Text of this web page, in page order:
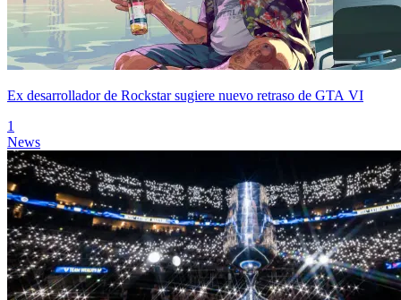
Ex desarrollador de Rockstar sugiere nuevo retraso de GTA VI
1
News